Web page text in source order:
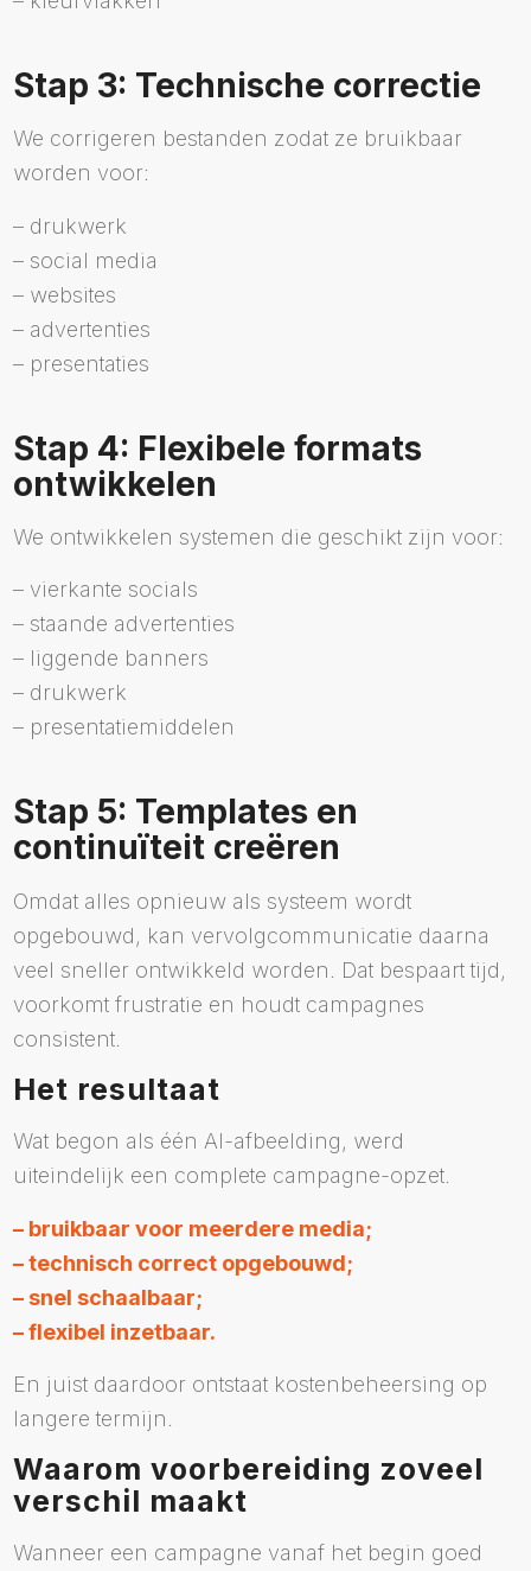
Stap 3: Technische correctie
We corrigeren bestanden zodat ze bruikbaar
worden voor:
– drukwerk
– social media
– websites
– advertenties
– presentaties
Stap 4: Flexibele formats
ontwikkelen
We ontwikkelen systemen die geschikt zijn voor:
– vierkante socials
– staande advertenties
– liggende banners
– drukwerk
– presentatiemiddelen
Stap 5: Templates en
continuïteit creëren
Omdat alles opnieuw als systeem wordt
opgebouwd, kan vervolgcommunicatie daarna
veel sneller ontwikkeld worden. Dat bespaart tijd,
voorkomt frustratie en houdt campagnes
consistent.
Het resultaat
Wat begon als één AI-afbeelding, werd
uiteindelijk een complete campagne-opzet.
– bruikbaar voor meerdere media;
– technisch correct opgebouwd;
– snel schaalbaar;
– flexibel inzetbaar.
En juist daardoor ontstaat kostenbeheersing op
langere termijn.
Waarom voorbereiding zoveel
verschil maakt
Wanneer een campagne vanaf het begin goed